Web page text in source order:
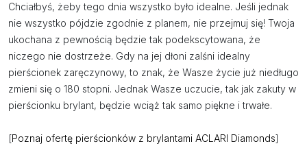
Chciałbyś, żeby tego dnia wszystko było idealne. Jeśli jednak
nie wszystko pójdzie zgodnie z planem, nie przejmuj się! Twoja
ukochana z pewnością będzie tak podekscytowana, że
niczego nie dostrzeże. Gdy na jej dłoni zalśni idealny
pierścionek zaręczynowy, to znak, że Wasze życie już niedługo
zmieni się o 180 stopni. Jednak Wasze uczucie, tak jak zakuty w
pierścionku brylant, będzie wciąż tak samo piękne i trwałe.
[Poznaj ofertę pierścionków z brylantami ACLARI Diamonds]